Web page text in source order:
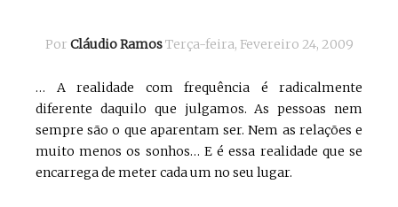
ACTUALIDADE
Por Cláudio RamosTerça-feira, Fevereiro 24, 2009
… A realidade com frequência é radicalmente
diferente daquilo que julgamos. As pessoas nem
sempre são o que aparentam ser. Nem as relações e
muito menos os sonhos… E é essa realidade que se
encarrega de meter cada um no seu lugar.